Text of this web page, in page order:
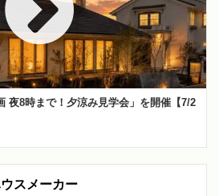
夜8時まで！夕涼み見学会」を開催【7/2
スメーカー